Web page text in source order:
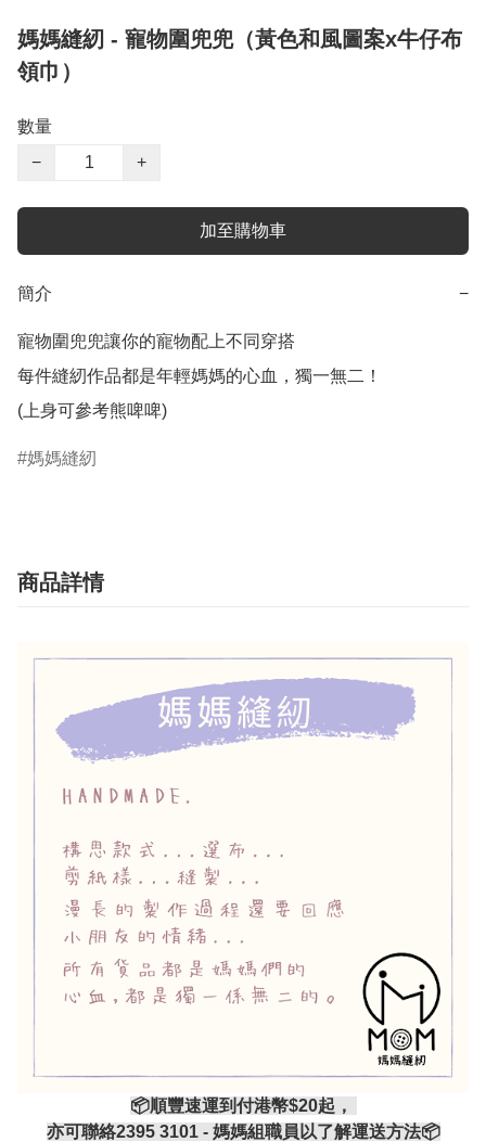
媽媽縫紉 - 寵物圍兜兜（黃色和風圖案x牛仔布
領巾）
數量
−
+
加至購物車
簡介 −
寵物圍兜兜讓你的寵物配上不同穿搭
每件縫紉作品都是年輕媽媽的心血，獨一無二！
(上身可參考熊啤啤)
媽媽縫紉
商品詳情
📦順豐速運到付港幣$20起，
亦可聯絡2395 3101 - 媽媽組職員以了解運送方法📦